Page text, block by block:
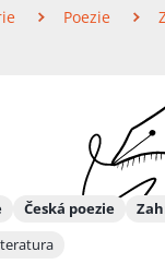
Poezie
Česká poezie